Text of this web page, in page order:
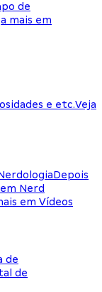
de
mais em
e etc.Veja
Depois
Nerd
em Vídeos
de
de